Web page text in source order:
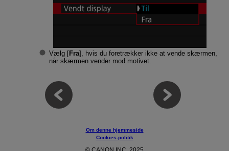
Vælg [Fra], hvis du foretrækker ikke at vende skærmen,
når skærmen vender mod motivet.
Om denne hjemmeside
Cookies-politik